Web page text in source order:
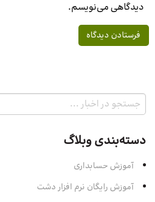
دیدگاهی می‌نویسم.
دسته‌بندی وبلاگ
آموزش حسابداری
آموزش رایگان نرم افزار دشت